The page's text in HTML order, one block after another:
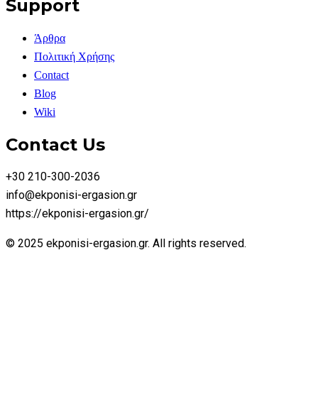
Support
Άρθρα
Πολιτική Χρήσης
Contact
Blog
Wiki
Contact Us
+30 210-300-2036
info@ekponisi-ergasion.gr
https://ekponisi-ergasion.gr/
© 2025 ekponisi-ergasion.gr. All rights reserved.